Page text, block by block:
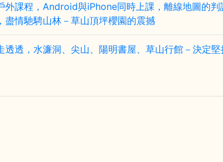
外課程，Android與iPhone同時上課，離線地圖的
盡情馳騁山林－草山頂坪櫻園的震撼
透透，水濂洞、尖山、陽明書屋、草山行館－決定